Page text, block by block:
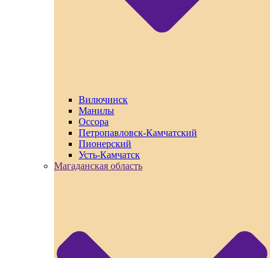
Вилючинск
Манилы
Оссора
Петропавловск-Камчатский
Пионерский
Усть-Камчатск
Магаданская область